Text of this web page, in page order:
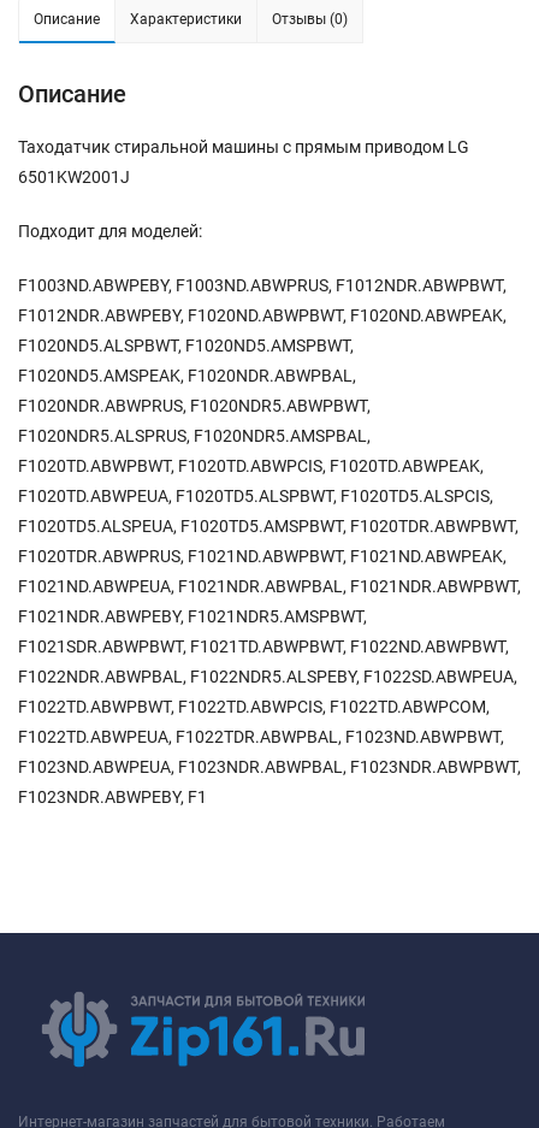
Описание Характеристики Отзывы (0)
Описание
Таходатчик стиральной машины с прямым приводом LG
6501KW2001J
Подходит для моделей:
F1003ND.ABWPEBY, F1003ND.ABWPRUS, F1012NDR.ABWPBWT,
F1012NDR.ABWPEBY, F1020ND.ABWPBWT, F1020ND.ABWPEAK,
F1020ND5.ALSPBWT, F1020ND5.AMSPBWT,
F1020ND5.AMSPEAK, F1020NDR.ABWPBAL,
F1020NDR.ABWPRUS, F1020NDR5.ABWPBWT,
F1020NDR5.ALSPRUS, F1020NDR5.AMSPBAL,
F1020TD.ABWPBWT, F1020TD.ABWPCIS, F1020TD.ABWPEAK,
F1020TD.ABWPEUA, F1020TD5.ALSPBWT, F1020TD5.ALSPCIS,
F1020TD5.ALSPEUA, F1020TD5.AMSPBWT, F1020TDR.ABWPBWT,
F1020TDR.ABWPRUS, F1021ND.ABWPBWT, F1021ND.ABWPEAK,
F1021ND.ABWPEUA, F1021NDR.ABWPBAL, F1021NDR.ABWPBWT,
F1021NDR.ABWPEBY, F1021NDR5.AMSPBWT,
F1021SDR.ABWPBWT, F1021TD.ABWPBWT, F1022ND.ABWPBWT,
F1022NDR.ABWPBAL, F1022NDR5.ALSPEBY, F1022SD.ABWPEUA,
F1022TD.ABWPBWT, F1022TD.ABWPCIS, F1022TD.ABWPCOM,
F1022TD.ABWPEUA, F1022TDR.ABWPBAL, F1023ND.ABWPBWT,
F1023ND.ABWPEUA, F1023NDR.ABWPBAL, F1023NDR.ABWPBWT,
F1023NDR.ABWPEBY, F1
Интернет-магазин запчастей для бытовой техники. Работаем